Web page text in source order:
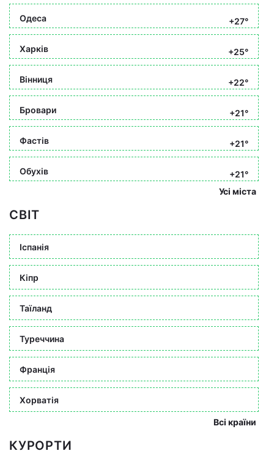
Одеса +27°
Харків +25°
Вінниця +22°
Бровари +21°
Фастів +21°
Обухів
+21°
Усі міста
СВІТ
Іспанія
Кіпр
Таїланд
Туреччина
Франція
Хорватія
Всі країни
КУРОРТИ